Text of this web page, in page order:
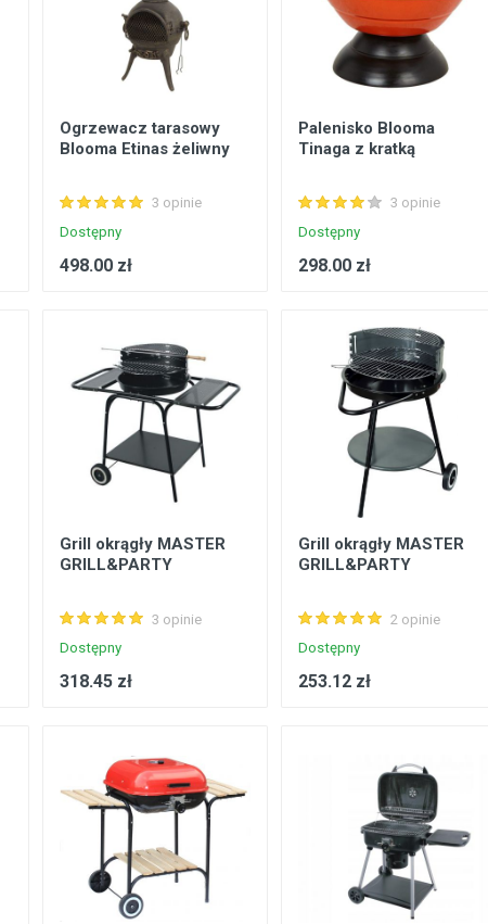
Ogrzewacz tarasowy
Blooma Etinas żeliwny
3 opinie
Dostępny
498.00 zł
Palenisko Blooma
Tinaga z kratką
3 opinie
Dostępny
298.00 zł
Grill okrągły MASTER
GRILL&PARTY
3 opinie
Dostępny
318.45 zł
Grill okrągły MASTER
GRILL&PARTY
2 opinie
Dostępny
253.12 zł